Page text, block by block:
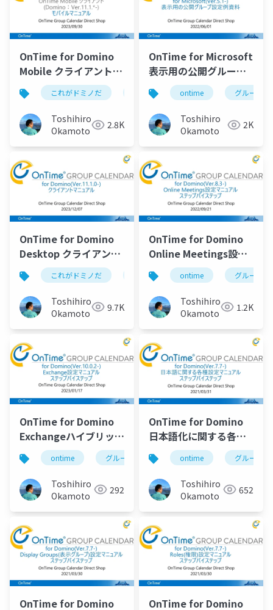
OnTime for Domino
Mobile クライアントマ
ニュアルこれがドミノだ ontime hcl domino
Toshihiro
Okamoto
2.8K
OnTime for Microsoft
表示用の公開グループ
設定例資料
ontime グループ
Toshihiro
Okamoto
2K
OnTime for Domino
Desktop クライアント
マニュアルこれがドミノだ ontime hcl domino
Toshihiro
Okamoto
9.7K
OnTime for Domino
Online Meetings設定
マニュアル
ontime グループ
Toshihiro
Okamoto
1.2K
OnTime for Domino
Exchangeハイブリッド
設定マニュアル
ontime グループカレンダー 組織カレンダー
Toshihiro
Okamoto
292
OnTime for Domino
日本語化に関する各種
設定マニュアル
ontime グループ
Toshihiro
Okamoto
652
OnTime for Domino OnTime for Domino